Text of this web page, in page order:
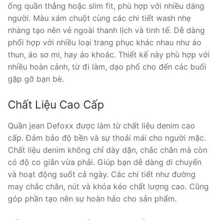
ống quần thẳng hoặc slim fit, phù hợp với nhiều dáng
người. Màu xám chuột cùng các chi tiết wash nhẹ
nhàng tạo nên vẻ ngoài thanh lịch và tinh tế. Dễ dàng
phối hợp với nhiều loại trang phục khác nhau như áo
thun, áo sơ mi, hay áo khoác. Thiết kế này phù hợp với
nhiều hoàn cảnh, từ đi làm, dạo phố cho đến các buổi
gặp gỡ bạn bè.
Chất Liệu Cao Cấp
Quần jean Defoxx được làm từ chất liệu denim cao
cấp. Đảm bảo độ bền và sự thoải mái cho người mặc.
Chất liệu denim không chỉ dày dặn, chắc chắn mà còn
có độ co giãn vừa phải. Giúp bạn dễ dàng di chuyển
và hoạt động suốt cả ngày. Các chi tiết như đường
may chắc chắn, nút và khóa kéo chất lượng cao. Cũng
góp phần tạo nên sự hoàn hảo cho sản phẩm.